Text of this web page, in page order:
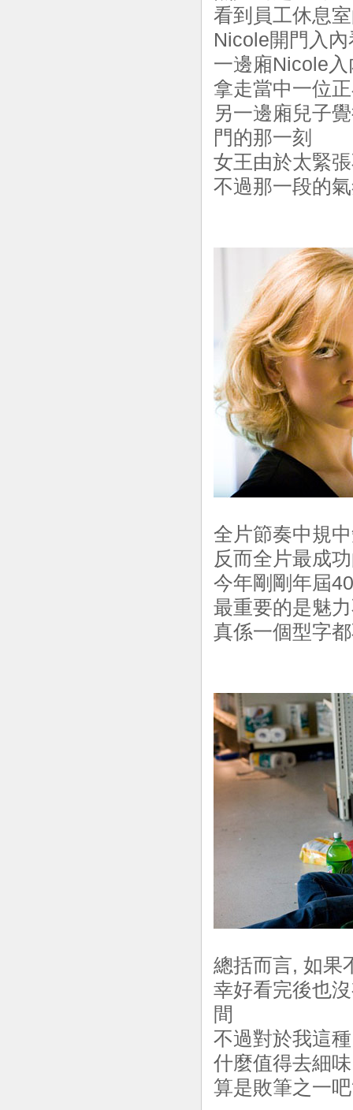
看到員工休息
Nicole開門入
一邊廂Nicole
拿走當中一位
另一邊廂兒子
門的那一刻
女王由於太緊
不過那一段的
全片節奏中規
反而全片最成
今年剛剛年屆
最重要的是魅
真係一個型字
總括而言, 如果
幸好看完後也
間
不過對於我這
什麼值得去細
算是敗筆之一